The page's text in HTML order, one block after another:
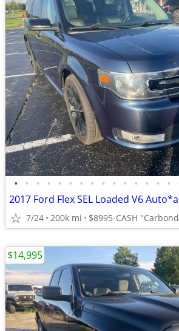
• • • • • • • • • • • • • • •
7/24 200k mi $8995-CASH
$14,995